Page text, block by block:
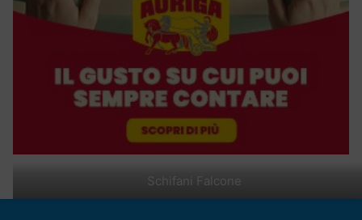
Schifani Falcone